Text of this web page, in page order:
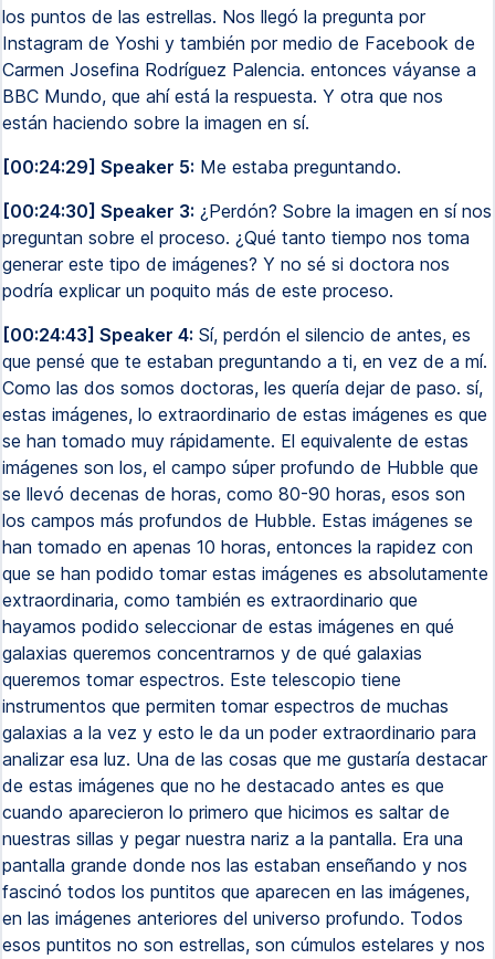
los puntos de las estrellas. Nos llegó la pregunta por
Instagram de Yoshi y también por medio de Facebook de
Carmen Josefina Rodríguez Palencia. entonces váyanse a
BBC Mundo, que ahí está la respuesta. Y otra que nos
están haciendo sobre la imagen en sí.
[00:24:29] Speaker 5: Me estaba preguntando.
[00:24:30] Speaker 3: ¿Perdón? Sobre la imagen en sí nos
preguntan sobre el proceso. ¿Qué tanto tiempo nos toma
generar este tipo de imágenes? Y no sé si doctora nos
podría explicar un poquito más de este proceso.
[00:24:43] Speaker 4: Sí, perdón el silencio de antes, es
que pensé que te estaban preguntando a ti, en vez de a mí.
Como las dos somos doctoras, les quería dejar de paso. sí,
estas imágenes, lo extraordinario de estas imágenes es que
se han tomado muy rápidamente. El equivalente de estas
imágenes son los, el campo súper profundo de Hubble que
se llevó decenas de horas, como 80-90 horas, esos son
los campos más profundos de Hubble. Estas imágenes se
han tomado en apenas 10 horas, entonces la rapidez con
que se han podido tomar estas imágenes es absolutamente
extraordinaria, como también es extraordinario que
hayamos podido seleccionar de estas imágenes en qué
galaxias queremos concentrarnos y de qué galaxias
queremos tomar espectros. Este telescopio tiene
instrumentos que permiten tomar espectros de muchas
galaxias a la vez y esto le da un poder extraordinario para
analizar esa luz. Una de las cosas que me gustaría destacar
de estas imágenes que no he destacado antes es que
cuando aparecieron lo primero que hicimos es saltar de
nuestras sillas y pegar nuestra nariz a la pantalla. Era una
pantalla grande donde nos las estaban enseñando y nos
fascinó todos los puntitos que aparecen en las imágenes,
en las imágenes anteriores del universo profundo. Todos
esos puntitos no son estrellas, son cúmulos estelares y nos